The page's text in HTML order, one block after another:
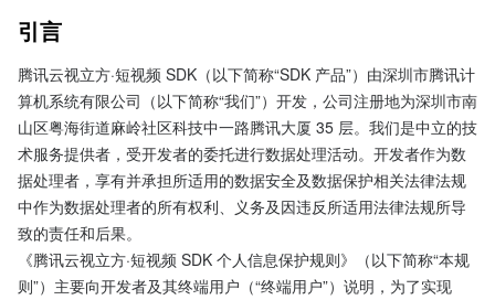
引言
腾讯云视立方·短视频 SDK（以下简称“SDK 产品”）由深圳市腾讯计
算机系统有限公司（以下简称“我们”）开发，公司注册地为深圳市南
山区粤海街道麻岭社区科技中一路腾讯大厦 35 层。我们是中立的技
术服务提供者，受开发者的委托进行数据处理活动。开发者作为数
据处理者，享有并承担所适用的数据安全及数据保护相关法律法规
中作为数据处理者的所有权利、义务及因违反所适用法律法规所导
致的责任和后果。
《腾讯云视立方·短视频 SDK 个人信息保护规则》（以下简称“本规
则”）主要向开发者及其终端用户（“终端用户”）说明，为了实现